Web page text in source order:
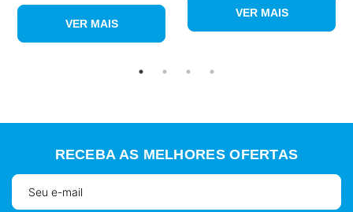
VER MAIS
VER MAIS
RECEBA AS MELHORES OFERTAS